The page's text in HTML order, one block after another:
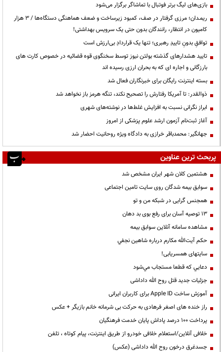
بازی‌های لیگ برتر فوتبال با تماشاگر برگزار می‌شود
ریمـدان؛ مرزی گرفتار در صف، کمبود زیرساخت و ضعف هماهنگی دستگاه‌ها / ۳ هزار
کامیون در انتظار، رانندگان بدون حتی یک سرویس بهداشتی!
توافقِ بدونِ تاییدِ رهبری؛ تنها یک قراردادِ بی‌ارزش است
تایید هشدارهای گذشته بولتن نیوز توسط سخنگوی قوه قضائیه در خصوص کارت های
بارزگانی و اجاره ای که به بحران ارزی رسیده اند
بسته اینترنت رایگان برای خبرنگاران فعال شد
ذوالقدر: تا آمریکا رفتارش را تصحیح نکند، تنگه هرمز باز نخواهد شد
ابراز نگرانی نسبت به افزایش غلط‌ها در نوشته‌های شهری
آغاز ثبت‌نام آزمون ارشد علوم پزشکی از امروز
جهانگیر: محمدباقر خرازی به دادگاه ویژه روحانیت احضار شد
پربحث ترین عناوین
هشتمین کلان شهر ایران مشخص شد
سوابق بیمه شدگان روی سایت تامین اجتماعی
همجنس گرایی در شبکه من و تو
13 توصیه آسان برای رفع بوی بد دهان
مشاهده سامانه آنلاين سوابق بیمه
حكم آيت‌الله مكارم درباره شاهين نجفي
سایتهای همسریابی!
دعايي كه قطعا مستجاب مي‌شود
جزئیات جدید قتل روح الله داداشی
آموزش ساخت Apple ID برای کاربران ایرانی
راز خنده های اصغر فرهادی به حرکت بی شرمانه خانم بازیگر + عکس
پرداخت ۱۰۰ درصد پاداش پایان خدمت فرهنگیان
خلافی آنلاین/استعلام خلافی خودرو از طریق اینترنت، پیام کوتاه ، تلفن
جسدغرق درخون روح الله داداشی (عکس)